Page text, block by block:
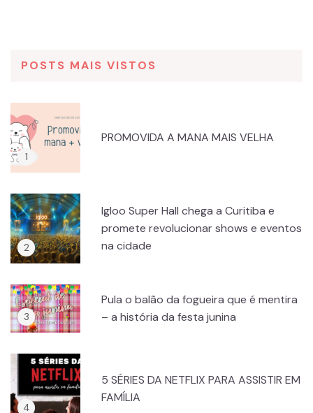
POSTS MAIS VISTOS
PROMOVIDA A MANA MAIS VELHA
Igloo Super Hall chega a Curitiba e
promete revolucionar shows e eventos
na cidade
Pula o balão da fogueira que é mentira
– a história da festa junina
5 SÉRIES DA NETFLIX PARA ASSISTIR EM
FAMÍLIA